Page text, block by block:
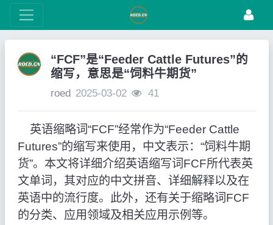
“FCF”是“Feeder Cattle Futures”的
缩写，意思是“饲料牛期货”
roed 2025-03-02 41
英语缩略词“FCF”经常作为“Feeder Cattle
Futures”的缩写来使用，中文表示：“饲料牛期
货”。本文将详细介绍英语缩写词FCF所代表英
文单词，其对应的中文拼音、详细解释以及在
英语中的流行度。此外，还有关于缩略词FCF
的分类、应用领域及相关应用示例等。